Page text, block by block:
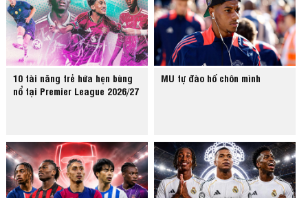
10 tài năng trẻ hứa hẹn bùng
nổ tại Premier League 2026/27
MU tự đào hố chôn mình